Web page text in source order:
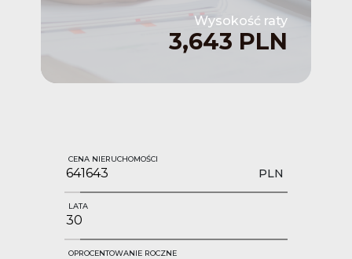
Wysokość raty
3,643 PLN
CENA NIERUCHOMOŚCI
PLN
LATA
OPROCENTOWANIE ROCZNE